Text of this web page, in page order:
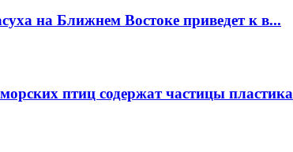
на Ближнем Востоке приведет к в...
птиц содержат частицы пластика